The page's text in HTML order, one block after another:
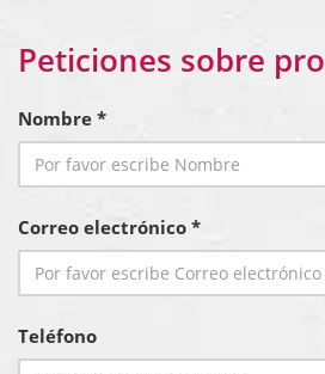
Peticiones sobre
Nombre *
Correo electrónico *
Teléfono